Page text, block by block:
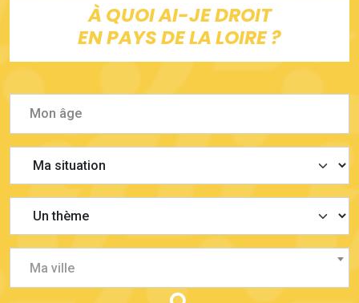
À QUOI AI-JE DROIT
EN PAYS DE LA LOIRE ?
Ma ville